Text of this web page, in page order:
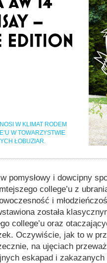
W KLIMAT RODEM
W TOWARZYSTWIE
ŁOBUZIAR.
pomysłowy i dowcipny
college’u z
i
została
college’u oraz
Oczywiście, jak to w
na ujęciach
eskapad i